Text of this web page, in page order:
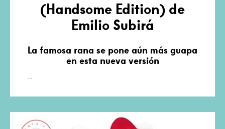
(Handsome Edition) de
Emilio Subirá
La famosa rana se pone aún más guapa
en esta nueva versión
…
Hand
(Handsome
Edition)